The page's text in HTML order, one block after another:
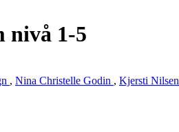
nivå 1-5
, Nina Christelle Godin , Kjersti Nilsen